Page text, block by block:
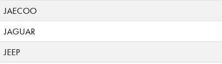
JAECOO
JAGUAR
JEEP